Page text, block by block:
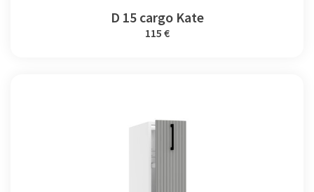
D 15 cargo Kate
115 €